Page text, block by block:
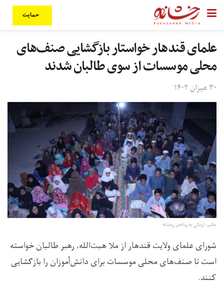
حمایت
علمای قندهار خواستار بازگشایی صنف‌های
محلی موسسات از سوی طالبان شدند
۳۰ میزان ۱۴۰۲
عکس: ارسالی به رسانه‌ی رخشانه
شورای علمای ولایت قندهار از ملا هبت‌الله، رهبر طالبان خواسته
است تا صنف‌های محلی موسسات برای دانش‌آموزان را بازگشایی
کنند.